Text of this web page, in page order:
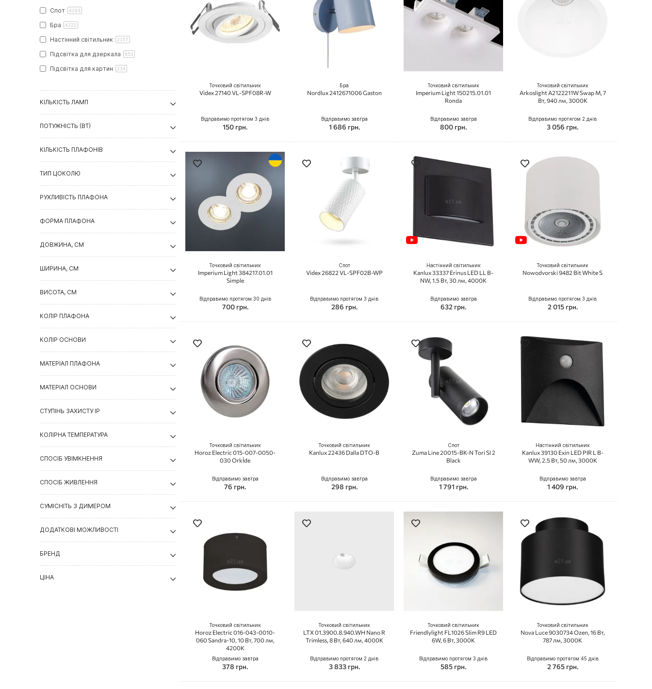
Точковий світильник
Videx 27140 VL-SPF08R-W
Відправимо протягом 3 днів
150 грн.
Бра
Nordlux 2412671006 Gaston
Відправимо завтра
1 686 грн.
Точковий світильник
Imperium Light 150215.01.01
Ronda
Відправимо завтра
800 грн.
Точковий світильник
Arkoslight A2122211W Swap M, 7
Вт, 940 лм, 3000K
Відправимо протягом 2 днів
3 056 грн.
Точковий світильник
Imperium Light 384217.01.01
Simple
Відправимо протягом 30 днів
700 грн.
Спот
Videx 26822 VL-SPF02B-WP
Відправимо протягом 3 днів
286 грн.
Настінний світильник
Kanlux 33337 Erinus LED LL B-
NW, 1.5 Вт, 30 лм, 4000K
Відправимо завтра
632 грн.
Точковий світильник
Nowodvorski 9482 Bit White S
Відправимо протягом 3 днів
2 015 грн.
Точковий світильник
Horoz Electric 015-007-0050-
030 Orkİde
Відправимо завтра
76 грн.
Точковий світильник
Kanlux 22436 Dalla DTO-B
Відправимо завтра
298 грн.
Спот
Zuma Line 20015-BK-N Tori Sl 2
Black
Відправимо завтра
1 791 грн.
Настінний світильник
Kanlux 39130 Exin LED PIR L B-
WW, 2.5 Вт, 50 лм, 3000К
Відправимо завтра
1 409 грн.
Точковий світильник
Horoz Electric 016-043-0010-
060 Sandra-10, 10 Вт, 700 лм,
4200K
Відправимо завтра
378 грн.
Точковий світильник
LTX 01.3900.8.940.WH Nano R
Trimless, 8 Вт, 640 лм, 4000K
Відправимо протягом 2 днів
3 833 грн.
Точковий світильник
Friendlylight FL1026 Slim R9 LED
6W, 6 Вт, 3000K
Відправимо протягом 3 днів
585 грн.
Точковий світильник
Nova Luce 9030734 Ozen, 16 Вт,
787 лм, 3000К
Відправимо протягом 45 днів
2 765 грн.
Спот 4293
Бра 4222
Настінний світильник 2157
Підсвітка для дзеркала 653
Підсвітка для картин 234
Прожектор
Декоративний світильник
Підвіс 1
КІЛЬКІСТЬ ЛАМП
ПОТУЖНІСТЬ (ВТ)
КІЛЬКІСТЬ ПЛАФОНІВ
ТИП ЦОКОЛЮ
РУХЛИВІСТЬ ПЛАФОНА
ФОРМА ПЛАФОНА
ДОВЖИНА, СМ
ШИРИНА, СМ
ВИСОТА, СМ
КОЛІР ПЛАФОНА
КОЛІР ОСНОВИ
МАТЕРІАЛ ПЛАФОНА
МАТЕРІАЛ ОСНОВИ
СТУПІНЬ ЗАХИСТУ IP
КОЛІРНА ТЕМПЕРАТУРА
СПОСІБ УВІМКНЕННЯ
СПОСІБ ЖИВЛЕННЯ
СУМІСНІТЬ З ДИМЕРОМ
ДОДАТКОВІ МОЖЛИВОСТІ
БРЕНД
ЦІНА